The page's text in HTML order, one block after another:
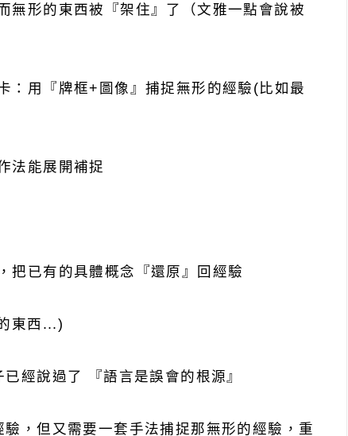
無形的東西被『架住』了（文雅一點會說被
：用『牌框+圖像』捕捉無形的經驗(比如最
法能展開補捉
把已有的具體概念『還原』回經驗
東西...)
經說過了 『語言是誤會的根源』
，但又需要一套手法捕捉那無形的經驗，重